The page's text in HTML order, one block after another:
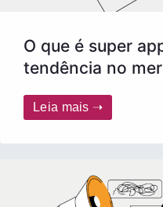
O que é super
tendência no
Leia mais ➝